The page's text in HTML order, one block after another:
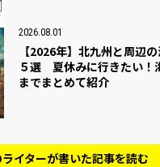
2026.08.01
【2026年】北九州と周辺
５選 夏休みに行きたい！
までまとめて紹介
ライターが書いた記事を読む